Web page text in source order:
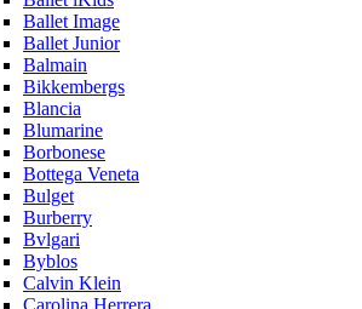
Ballet Image
Ballet Junior
Balmain
Bikkembergs
Blancia
Blumarine
Borbonese
Bottega Veneta
Bulget
Burberry
Bvlgari
Byblos
Calvin Klein
Carolina Herrera